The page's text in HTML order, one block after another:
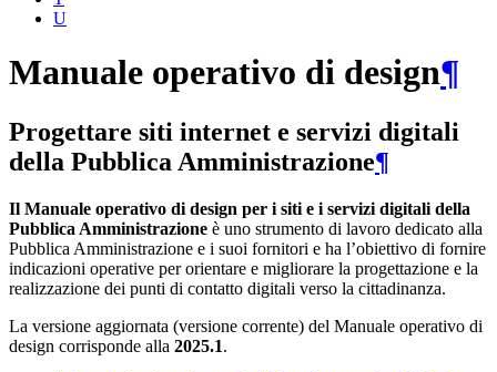
U
Manuale operativo di design¶
Progettare siti internet e servizi digitali
della Pubblica Amministrazione¶
Il Manuale operativo di design per i siti e i servizi digitali della
Pubblica Amministrazione è uno strumento di lavoro dedicato alla
Pubblica Amministrazione e i suoi fornitori e ha l’obiettivo di fornire
indicazioni operative per orientare e migliorare la progettazione e la
realizzazione dei punti di contatto digitali verso la cittadinanza.
La versione aggiornata (versione corrente) del Manuale operativo di
design corrisponde alla 2025.1.